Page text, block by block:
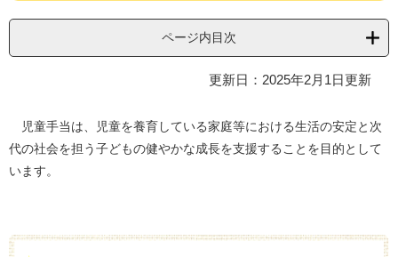
ページ内目次
更新日：2025年2月1日更新
​ 児童手当は、児童を養育している家庭等における生活の安定と次
代の社会を担う子どもの健やかな成長を支援することを目的として
います。